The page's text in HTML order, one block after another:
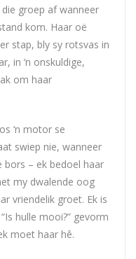
groep af wanneer
kom. Haar oë
stap, bly sy rotsvas in
in ‘n onskuldige,
om haar
‘n motor se
swiep nie, wanneer
– ek bedoel haar
my dwalende oog
vriendelik groet. Ek is
hulle mooi?” gevorm
moet haar hê.